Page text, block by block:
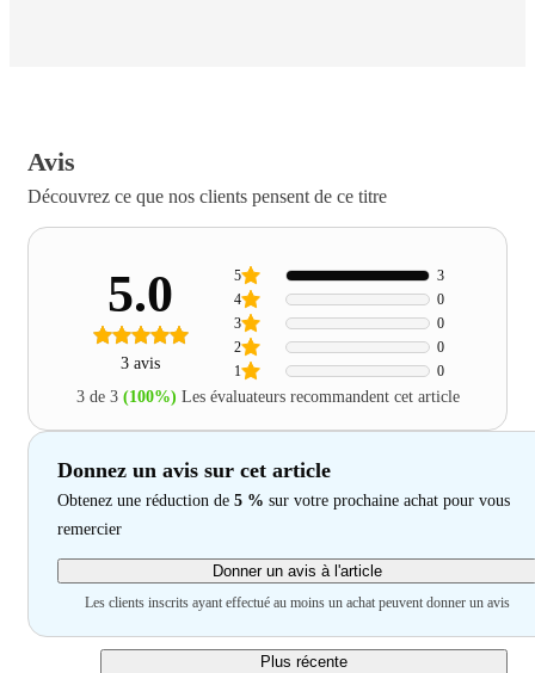
Avis
Découvrez ce que nos clients pensent de ce titre
5.0
3 avis 1 0
2 0
3 0
4 0
5 3
3 de 3 (100%) Les évaluateurs recommandent cet article
Donnez un avis sur cet article
Obtenez une réduction de 5 % sur votre prochaine achat pour vous
remercier
Donner un avis à l'article
Les clients inscrits ayant effectué au moins un achat peuvent donner un avis
Plus récente